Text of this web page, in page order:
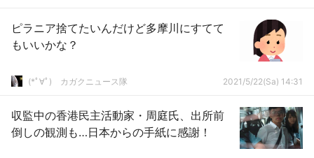
ピラニア捨てたいんだけど多摩川にすてて
もいいかな？
(*ﾟ∀ﾟ)ゞカガクニュース隊 2021/5/22(Sa) 14:31
収監中の香港民主活動家・周庭氏、出所前
倒しの観測も…日本からの手紙に感謝！